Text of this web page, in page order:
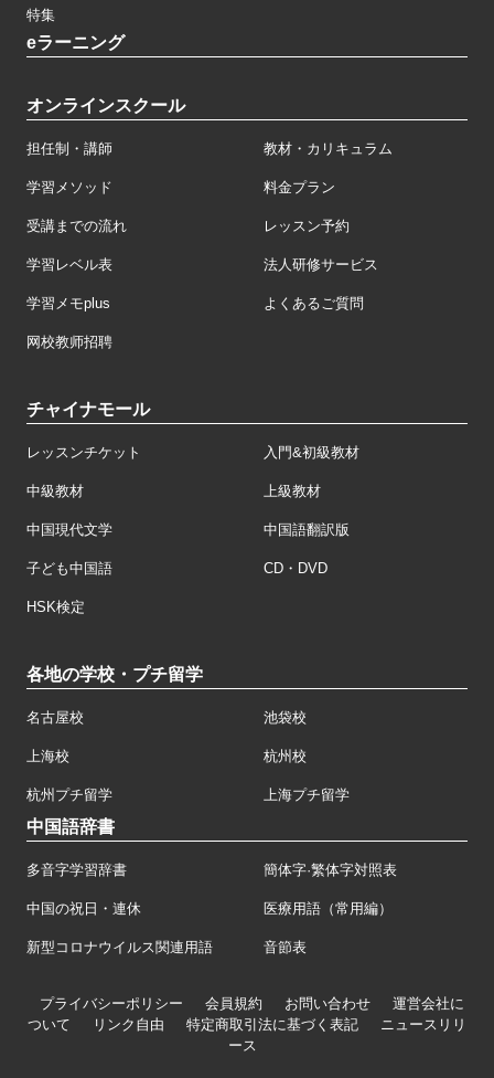
特集
eラーニング
オンラインスクール
担任制・講師 教材・カリキュラム
学習メソッド 料金プラン
受講までの流れ レッスン予約
学習レベル表 法人研修サービス
学習メモplus よくあるご質問
网校教师招聘
チャイナモール
レッスンチケット 入門&初級教材
中級教材 上級教材
中国現代文学 中国語翻訳版
子ども中国語 CD・DVD
HSK検定
各地の学校・プチ留学
名古屋校 池袋校
上海校 杭州校
杭州プチ留学 上海プチ留学
中国語辞書
多音字学習辞書 簡体字·繁体字対照表
中国の祝日・連休 医療用語（常用編）
新型コロナウイルス関連用語 音節表
プライバシーポリシー 会員規約 お問い合わせ
運営会社に
ついて
リンク自由 特定商取引法に基づく表記
ニュースリリ
ース